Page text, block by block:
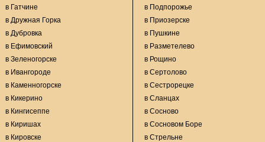
в Гатчине
в Дружная Горка
в Дубровка
в Ефимовский
в Зеленогорске
в Ивангороде
в Каменногорске
в Кикерино
в Кингисеппе
в Киришах
в Кировске
в Подпорожье
в Приозерске
в Пушкине
в Разметелево
в Рощино
в Сертолово
в Сестрорецке
в Сланцах
в Сосново
в Сосновом Боре
в Стрельне